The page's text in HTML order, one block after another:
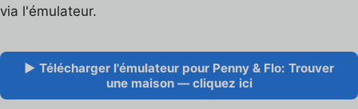
via l'émulateur.
▶ Télécharger l'émulateur pour Penny & Flo: Trouver
une maison — cliquez ici